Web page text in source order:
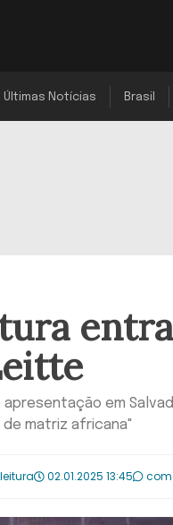
Últimas Notícias Brasil
em
matriz africana"
02.01.2025 13:45